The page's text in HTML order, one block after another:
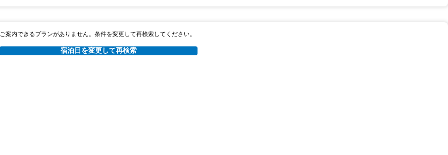
ご案内できるプランがありません。条件を変更して再検索してください。
宿泊日を変更して再検索